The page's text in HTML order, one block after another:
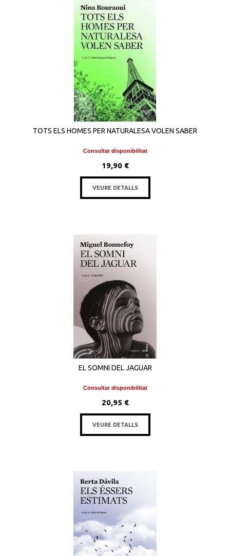
TOTS ELS HOMES PER NATURALESA VOLEN SABER
Consultar disponibilitat
19,90 €
VEURE DETALLS
EL SOMNI DEL JAGUAR
Consultar disponibilitat
20,95 €
VEURE DETALLS